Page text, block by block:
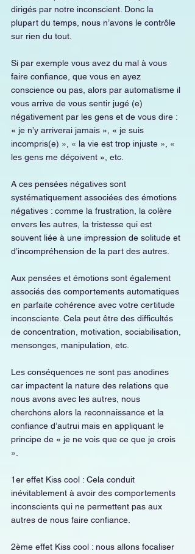
dirigés par notre inconscient. Donc la
plupart du temps, nous n’avons le contrôle
sur rien du tout.
Si par exemple vous avez du mal à vous
faire confiance, que vous en ayez
conscience ou pas, alors par automatisme il
vous arrive de vous sentir jugé (e)
négativement par les gens et de vous dire :
« je n’y arriverai jamais », « je suis
incompris(e) », « la vie est trop injuste », «
les gens me déçoivent », etc.
A ces pensées négatives sont
systématiquement associées des émotions
négatives : comme la frustration, la colère
envers les autres, la tristesse qui est
souvent liée à une impression de solitude et
d’incompréhension de la part des autres.
Aux pensées et émotions sont également
associés des comportements automatiques
en parfaite cohérence avec votre certitude
inconsciente. Cela peut être des difficultés
de concentration, motivation, sociabilisation,
mensonges, manipulation, etc.
Les conséquences ne sont pas anodines
car impactent la nature des relations que
nous avons avec les autres, nous
cherchons alors la reconnaissance et la
confiance d’autrui mais en appliquant le
principe de « je ne vois que ce que je crois
».
1er effet Kiss cool : Cela conduit
inévitablement à avoir des comportements
inconscients qui ne permettent pas aux
autres de nous faire confiance.
2ème effet Kiss cool : nous allons focaliser